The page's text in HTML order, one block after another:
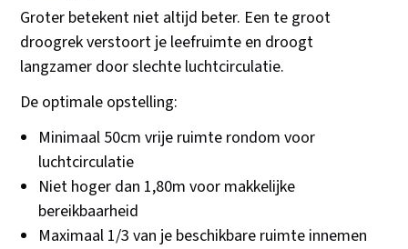
Groter betekent niet altijd beter. Een te groot
droogrek verstoort je leefruimte en droogt
langzamer door slechte luchtcirculatie.
De optimale opstelling:
Minimaal 50cm vrije ruimte rondom voor
luchtcirculatie
Niet hoger dan 1,80m voor makkelijke
bereikbaarheid
Maximaal 1/3 van je beschikbare ruimte innemen